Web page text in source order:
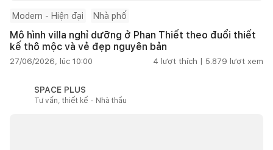
Modern - Hiện đại Nhà phố
Mô hình villa nghỉ dưỡng ở Phan Thiết theo đuổi thiết
kế thô mộc và vẻ đẹp nguyên bản
27/06/2026, lúc 10:00 4 lượt thích | 5.879 lượt xem
SPACE PLUS
Tư vấn, thiết kế - Nhà thầu